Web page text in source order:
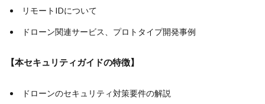
リモートIDについて
ドローン関連サービス、プロトタイプ開発事例
【本セキュリティガイドの特徴】
ドローンのセキュリティ対策要件の解説